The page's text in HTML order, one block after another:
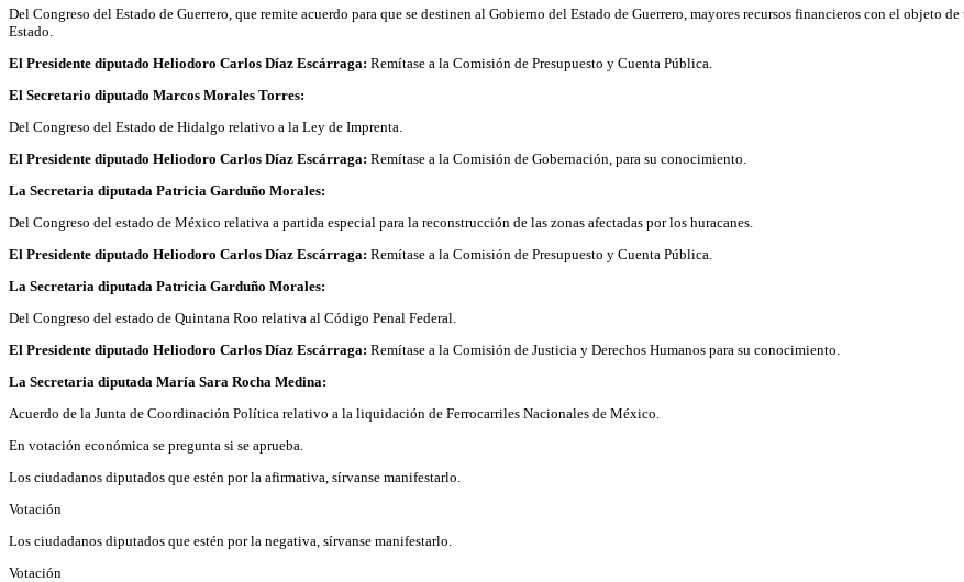
Del Congreso del Estado de Guerrero, que remite acuerdo para que se destinen al Gobierno del Estado de Guerrero, mayores recursos financieros con el objeto
Estado.
El Presidente diputado Heliodoro Carlos Díaz Escárraga: Remítase a la Comisión de Presupuesto y Cuenta Pública.
El Secretario diputado Marcos Morales Torres:
Del Congreso del Estado de Hidalgo relativo a la Ley de Imprenta.
El Presidente diputado Heliodoro Carlos Díaz Escárraga: Remítase a la Comisión de Gobernación, para su conocimiento.
La Secretaria diputada Patricia Garduño Morales:
Del Congreso del estado de México relativa a partida especial para la reconstrucción de las zonas afectadas por los huracanes.
El Presidente diputado Heliodoro Carlos Díaz Escárraga: Remítase a la Comisión de Presupuesto y Cuenta Pública.
La Secretaria diputada Patricia Garduño Morales:
Del Congreso del estado de Quintana Roo relativa al Código Penal Federal.
El Presidente diputado Heliodoro Carlos Díaz Escárraga: Remítase a la Comisión de Justicia y Derechos Humanos para su conocimiento.
La Secretaria diputada María Sara Rocha Medina:
Acuerdo de la Junta de Coordinación Política relativo a la liquidación de Ferrocarriles Nacionales de México.
En votación económica se pregunta si se aprueba.
Los ciudadanos diputados que estén por la afirmativa, sírvanse manifestarlo.
Votación
Los ciudadanos diputados que estén por la negativa, sírvanse manifestarlo.
Votación